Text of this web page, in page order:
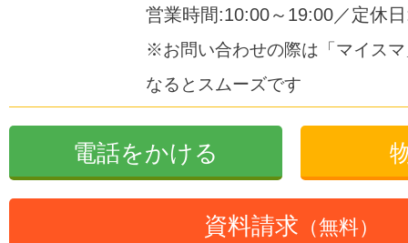
営業時間:10:00～19:00／定休
※お問い合わせの際は「マイス
なるとスムーズです
電話をかける
資料請求 （無料）